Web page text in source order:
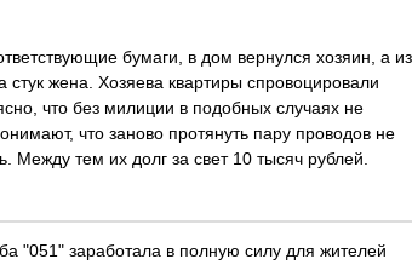
бумаги, в дом вернулся хозяин, а
жена. Хозяева квартиры спровоцировали
что без милиции в подобных случаях не
что заново протянуть пару проводов не
Между тем их долг за свет 10 тысяч рублей.
"051" заработала в полную силу для жителей